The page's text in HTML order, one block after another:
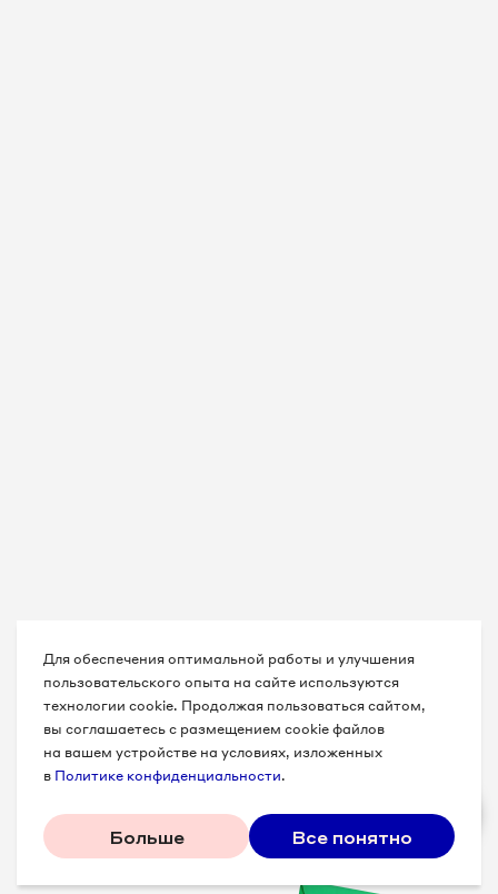
Для обеспечения оптимальной работы и улучшения
пользовательского опыта на сайте используются
технологии cookie. Продолжая пользоваться сайтом,
вы соглашаетесь с размещением cookie файлов
на вашем устройстве на условиях, изложенных
в Политике конфиденциальности.
Больше Все понятно